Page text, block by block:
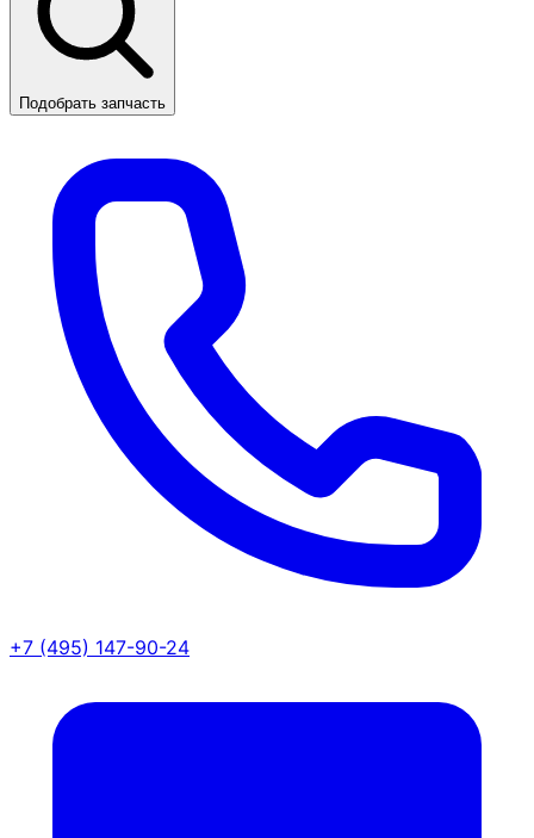
Подобрать запчасть
+7 (495) 147-90-24